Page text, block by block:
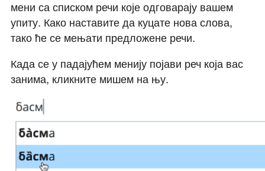
мени са списком речи које одговарају вашем
упиту. Како наставите да куцате нова слова,
тако ће се мењати предложене речи.
Када се у падајућем менију појави реч која вас
занима, кликните мишем на њу.